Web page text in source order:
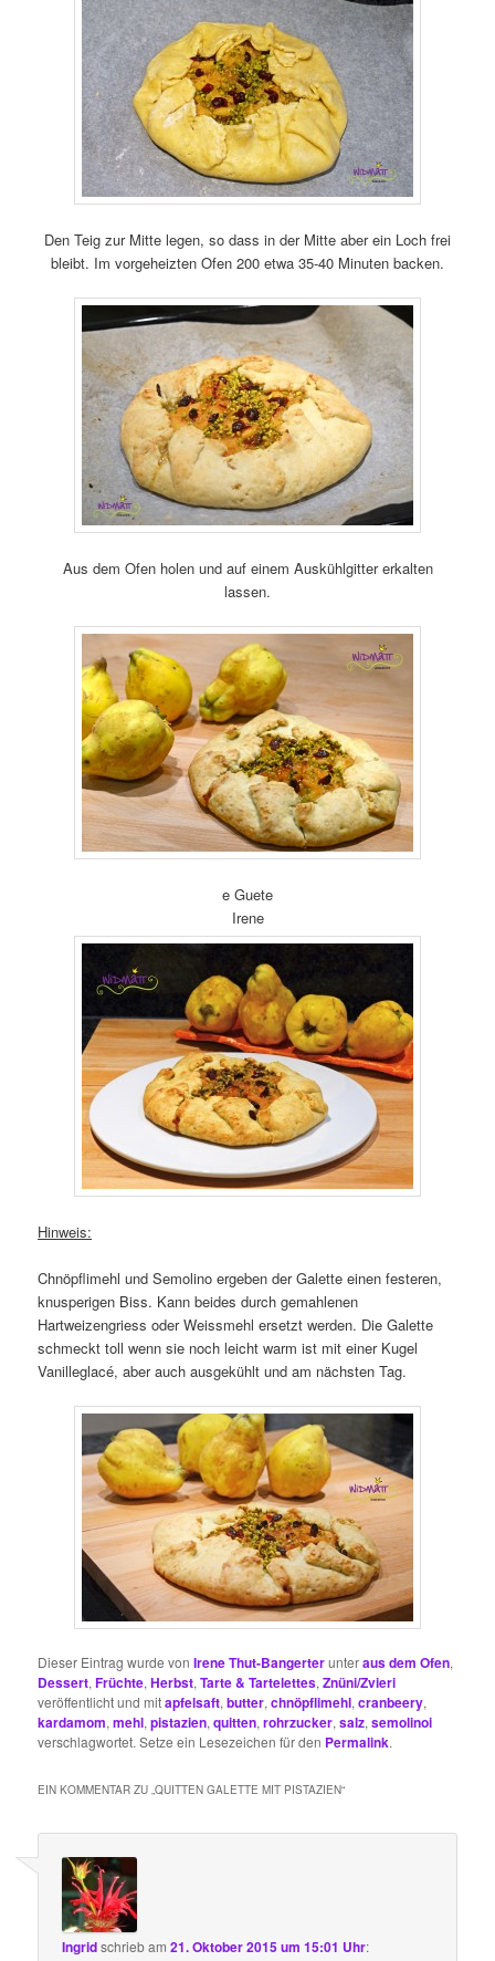
Den Teig zur Mitte legen, so dass in der Mitte aber ein Loch frei
bleibt. Im vorgeheizten Ofen 200 etwa 35-40 Minuten backen.
Aus dem Ofen holen und auf einem Auskühlgitter erkalten
lassen.
e Guete
Irene
Hinweis:
Chnöpflimehl und Semolino ergeben der Galette einen festeren,
knusperigen Biss. Kann beides durch gemahlenen
Hartweizengriess oder Weissmehl ersetzt werden. Die Galette
schmeckt toll wenn sie noch leicht warm ist mit einer Kugel
Vanilleglacé, aber auch ausgekühlt und am nächsten Tag.
Dieser Eintrag wurde vonIrene Thut-Bangerterunteraus dem Ofen,
Dessert,Früchte,Herbst,Tarte & Tartelettes,Znüni/Zvieri
veröffentlicht und mitapfelsaft,butter,chnöpflimehl,cranbeery,
kardamom,mehl,pistazien,quitten,rohrzucker,salz,semolinoi
verschlagwortet. Setze ein Lesezeichen für den Permalink.
EIN KOMMENTAR ZU „QUITTEN GALETTE MIT PISTAZIEN“
Ingridschriebam21. Oktober 2015 um 15:01 Uhr: